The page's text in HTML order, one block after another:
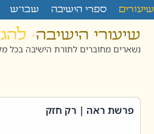
שיעורים ספרי הישיבה שבו”ש
שיעורי הישיבה·
נשארים מחוברים לתורת הישיבה בכל
פרשת ראה | רק חזק